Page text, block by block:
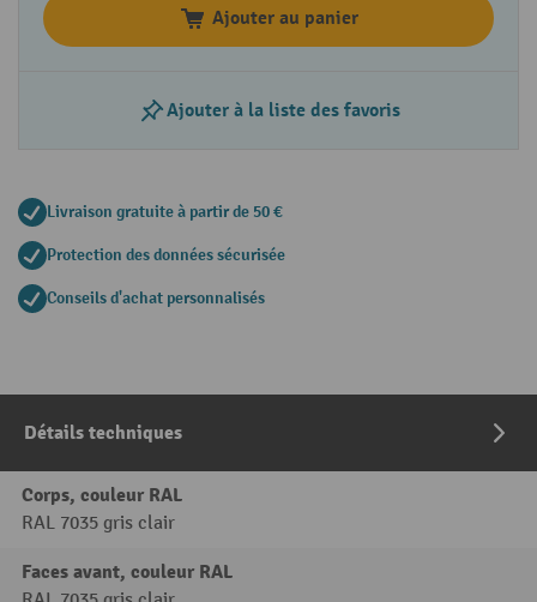
Ajouter au panier
Ajouter à la liste des favoris
Livraison gratuite à partir de 50 €
Protection des données sécurisée
Conseils d'achat personnalisés
Détails techniques
Corps, couleur RAL
RAL 7035 gris clair
Faces avant, couleur RAL